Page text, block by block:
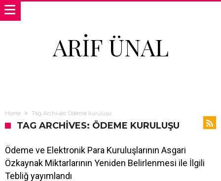
ARIF ÜNAL
Home Tag Archives: Ödeme kuruluşu
TAG ARCHIVES: ÖDEME KURULUŞU
Ödeme ve Elektronik Para Kuruluşlarının Asgari
Özkaynak Miktarlarının Yeniden Belirlenmesi ile İlgili
Tebliğ yayımlandı